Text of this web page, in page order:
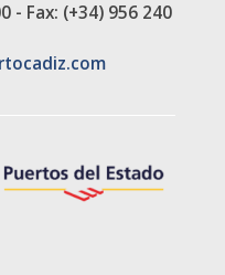
- Fax: (+34) 956 240